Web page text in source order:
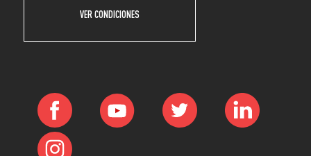
VER CONDICIONES